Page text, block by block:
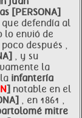
[PERSONA]
defendía al
lo envió de
poco después ,
, y su
la
infantería
] notable en el
, en 1861 ,
mitre